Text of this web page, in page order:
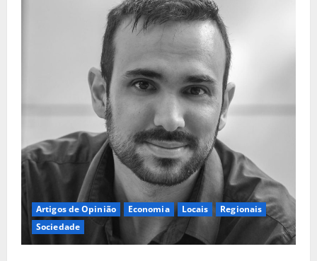
Artigos de Opinião Economia Locais
Regionais
Sociedade